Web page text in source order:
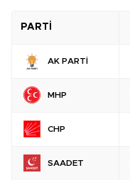
PARTİ
AK PARTİ
MHP
CHP
SAADET